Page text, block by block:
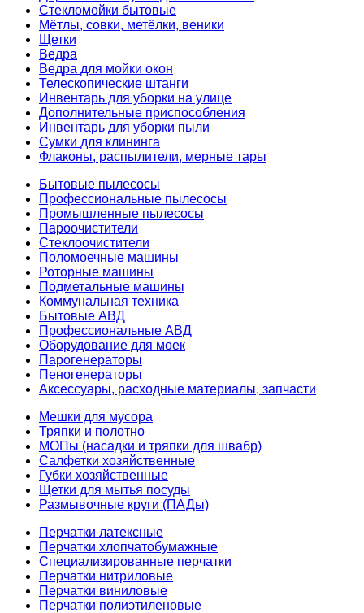
Стекломойки бытовые
Мётлы, совки, метёлки, веники
Щетки
Ведра
Ведра для мойки окон
Телескопические штанги
Инвентарь для уборки на улице
Дополнительные приспособления
Инвентарь для уборки пыли
Сумки для клининга
Флаконы, распылители, мерные тары
Бытовые пылесосы
Профессиональные пылесосы
Промышленные пылесосы
Пароочистители
Стеклоочистители
Поломоечные машины
Роторные машины
Подметальные машины
Коммунальная техника
Бытовые АВД
Профессиональные АВД
Оборудование для моек
Парогенераторы
Пеногенераторы
Аксессуары, расходные материалы, запчасти
Мешки для мусора
Тряпки и полотно
МОПы (насадки и тряпки для швабр)
Салфетки хозяйственные
Губки хозяйственные
Щетки для мытья посуды
Размывочные круги (ПАДы)
Перчатки латексные
Перчатки хлопчатобумажные
Специализированные перчатки
Перчатки нитриловые
Перчатки виниловые
Перчатки полиэтиленовые